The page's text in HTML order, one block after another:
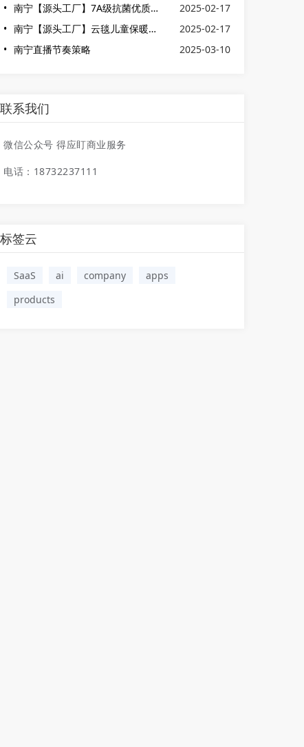
南宁【源头工厂】7A级抗菌优质新疆阿克苏长绒棉吸水加厚纯棉面巾柔软成人儿童
2025-02-17
南宁【源头工厂】云毯儿童保暖毯子秋冬午睡毯双层加厚120*150
2025-02-17
南宁直播节奏策略
2025-03-10
联系我们
微信公众号 得应盯商业服务
电话：18732237111
标签云
SaaS ai company
apps
products